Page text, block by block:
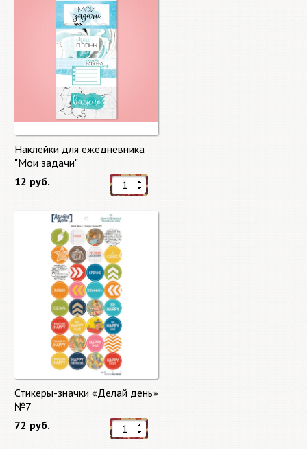
Наклейки для ежедневника
"Мои задачи"
12 руб.
Стикеры-значки «Делай день»
№7
72 руб.